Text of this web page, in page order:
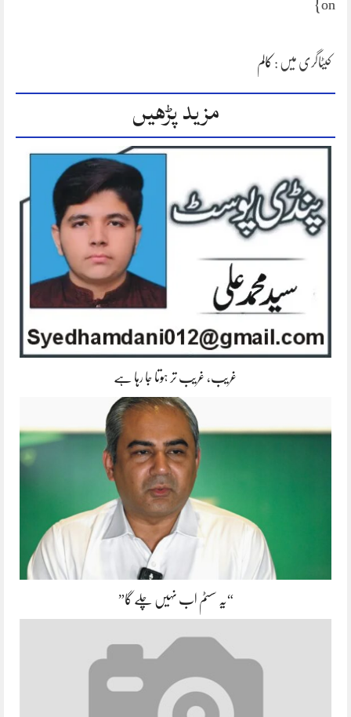
on}
کیٹاگری میں : کالم
مزید پڑھیں
غریب، غریب تر ہوتا جا رہا ہے
“یہ سسٹم اب نہیں چلے گا”